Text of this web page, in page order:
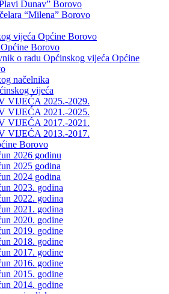
Dunav” Borovo
“Milena” Borovo
vijeća Općine Borovo
Općine Borovo
o radu Općinskog vijeća Općine
načelnika
vijeća
VIJEĆA 2025.-2029.
VIJEĆA 2021.-2025.
VIJEĆA 2017.-2021.
VIJEĆA 2013.-2017.
Borovo
2026 godinu
2025 godina
2024 godina
2023. godina
2022. godina
2021. godina
2020. godine
2019. godine
2018. godine
2017. godine
2016. godine
2015. godine
2014. godine